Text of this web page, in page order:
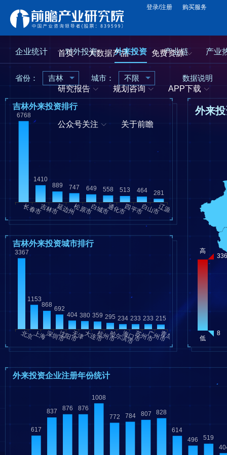
首页 大数据产品 免费资源
研究报告 规划咨询 APP下载
公众号关注 关于前瞻
登录/注册 购买服务
企业统计 对外投资 外来投资 产业链 产业
省份： 吉林 城市： 不限 数据说明
吉林外来投资排行
吉林外来投资城市排行
外来
外来投资企业注册年份统计